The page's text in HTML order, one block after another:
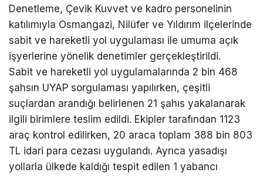
Denetleme, Çevik Kuvvet ve kadro personelinin
katılımıyla Osmangazi, Nilüfer ve Yıldırım ilçelerinde
sabit ve hareketli yol uygulaması ile umuma açık
işyerlerine yönelik denetimler gerçekleştirildi.
Sabit ve hareketli yol uygulamalarında 2 bin 468
şahsın UYAP sorgulaması yapılırken, çeşitli
suçlardan arandığı belirlenen 21 şahıs yakalanarak
ilgili birimlere teslim edildi. Ekipler tarafından 1123
araç kontrol edilirken, 20 araca toplam 388 bin 803
TL idari para cezası uygulandı. Ayrıca yasadışı
yollarla ülkede kaldığı tespit edilen 1 yabancı